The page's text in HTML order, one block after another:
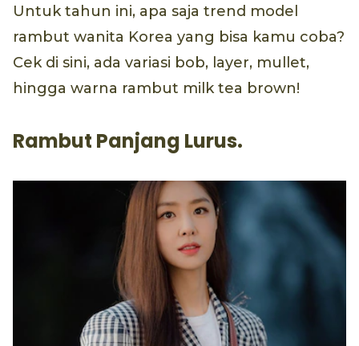
Untuk tahun ini, apa saja trend model
rambut wanita Korea yang bisa kamu coba?
Cek di sini, ada variasi bob, layer, mullet,
hingga warna rambut milk tea brown!
Rambut Panjang Lurus.